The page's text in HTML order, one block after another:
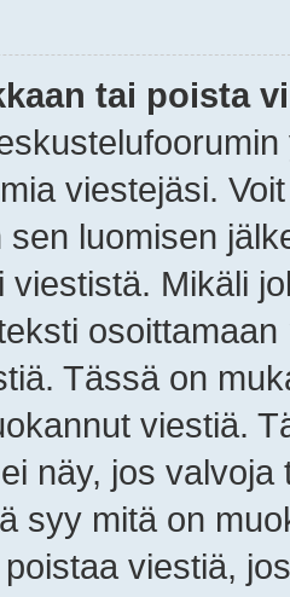
tai poista
viestejäsi.
sen luomisen
viestistä. Mikäli
Tässä on
viestiä.
näy, jos
syy mitä on
viestiä,